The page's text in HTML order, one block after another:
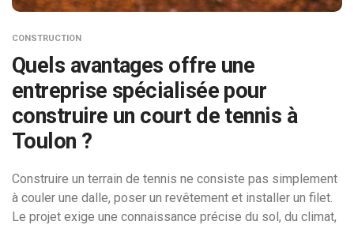
CONSTRUCTION
Quels avantages offre une
entreprise spécialisée pour
construire un court de tennis à
Toulon ?
Construire un terrain de tennis ne consiste pas simplement
à couler une dalle, poser un revêtement et installer un filet.
Le projet exige une connaissance précise du sol, du climat,